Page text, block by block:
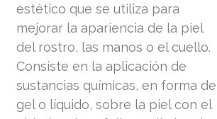
estético que se utiliza para
mejorar la apariencia de la piel
del rostro, las manos o el cuello.
Consiste en la aplicación de
sustancias químicas, en forma de
gel o líquido, sobre la piel con el